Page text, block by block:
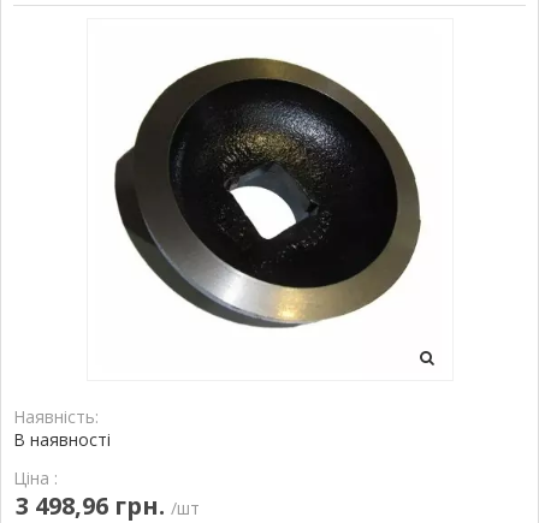
Наявність:
В наявності
Ціна :
3 498,96 грн. /шт